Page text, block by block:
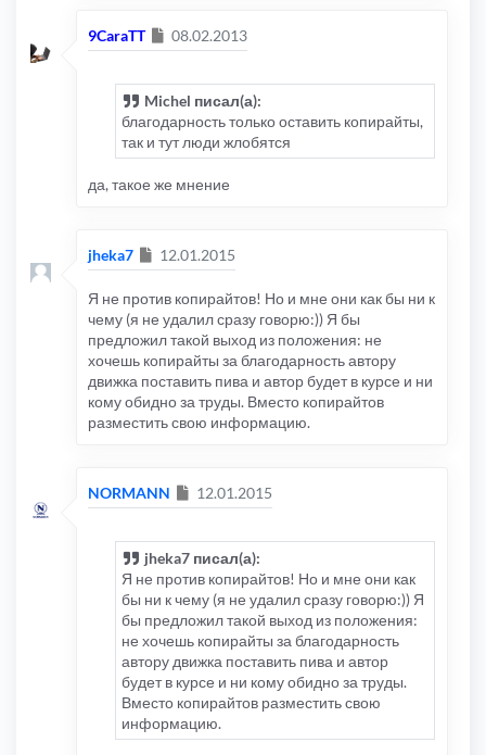
9CaraTT Сообщение
08.02.2013
Michel писал(а):
благодарность только оставить копирайты,
так и тут люди жлобятся
да, такое же мнение
jheka7 Сообщение
12.01.2015
Я не против копирайтов! Но и мне они как бы ни к
чему (я не удалил сразу говорю:)) Я бы
предложил такой выход из положения: не
хочешь копирайты за благодарность автору
движка поставить пива и автор будет в курсе и ни
кому обидно за труды. Вместо копирайтов
разместить свою информацию.
NORMANN Сообщение
12.01.2015
jheka7 писал(а):
Я не против копирайтов! Но и мне они как
бы ни к чему (я не удалил сразу говорю:)) Я
бы предложил такой выход из положения:
не хочешь копирайты за благодарность
автору движка поставить пива и автор
будет в курсе и ни кому обидно за труды.
Вместо копирайтов разместить свою
информацию.